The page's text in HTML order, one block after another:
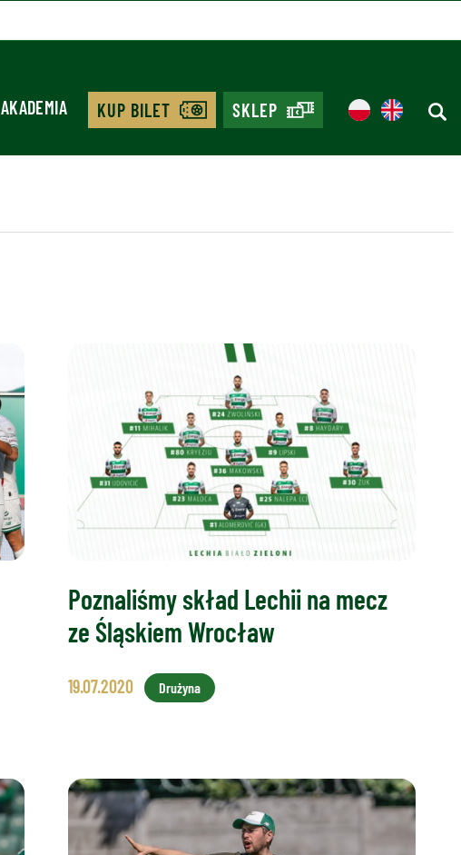
AKADEMIA KUP BILET SKLEP
Poznaliśmy skład Lechii na mecz
ze Śląskiem Wrocław
19.07.2020 Drużyna